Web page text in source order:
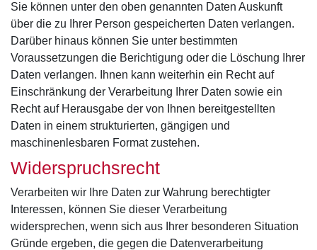
Sie können unter den oben genannten Daten Auskunft
über die zu Ihrer Person gespeicherten Daten verlangen.
Darüber hinaus können Sie unter bestimmten
Voraussetzungen die Berichtigung oder die Löschung Ihrer
Daten verlangen. Ihnen kann weiterhin ein Recht auf
Einschränkung der Verarbeitung Ihrer Daten sowie ein
Recht auf Herausgabe der von Ihnen bereitgestellten
Daten in einem strukturierten, gängigen und
maschinenlesbaren Format zustehen.
Widerspruchsrecht
Verarbeiten wir Ihre Daten zur Wahrung berechtigter
Interessen, können Sie dieser Verarbeitung
widersprechen, wenn sich aus Ihrer besonderen Situation
Gründe ergeben, die gegen die Datenverarbeitung